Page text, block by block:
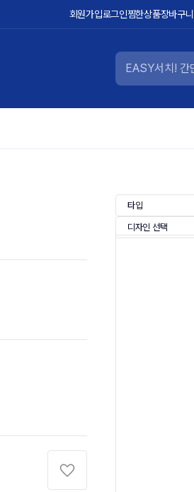
회원가입로그인찜한상품장바구니
타입
디자인 선택